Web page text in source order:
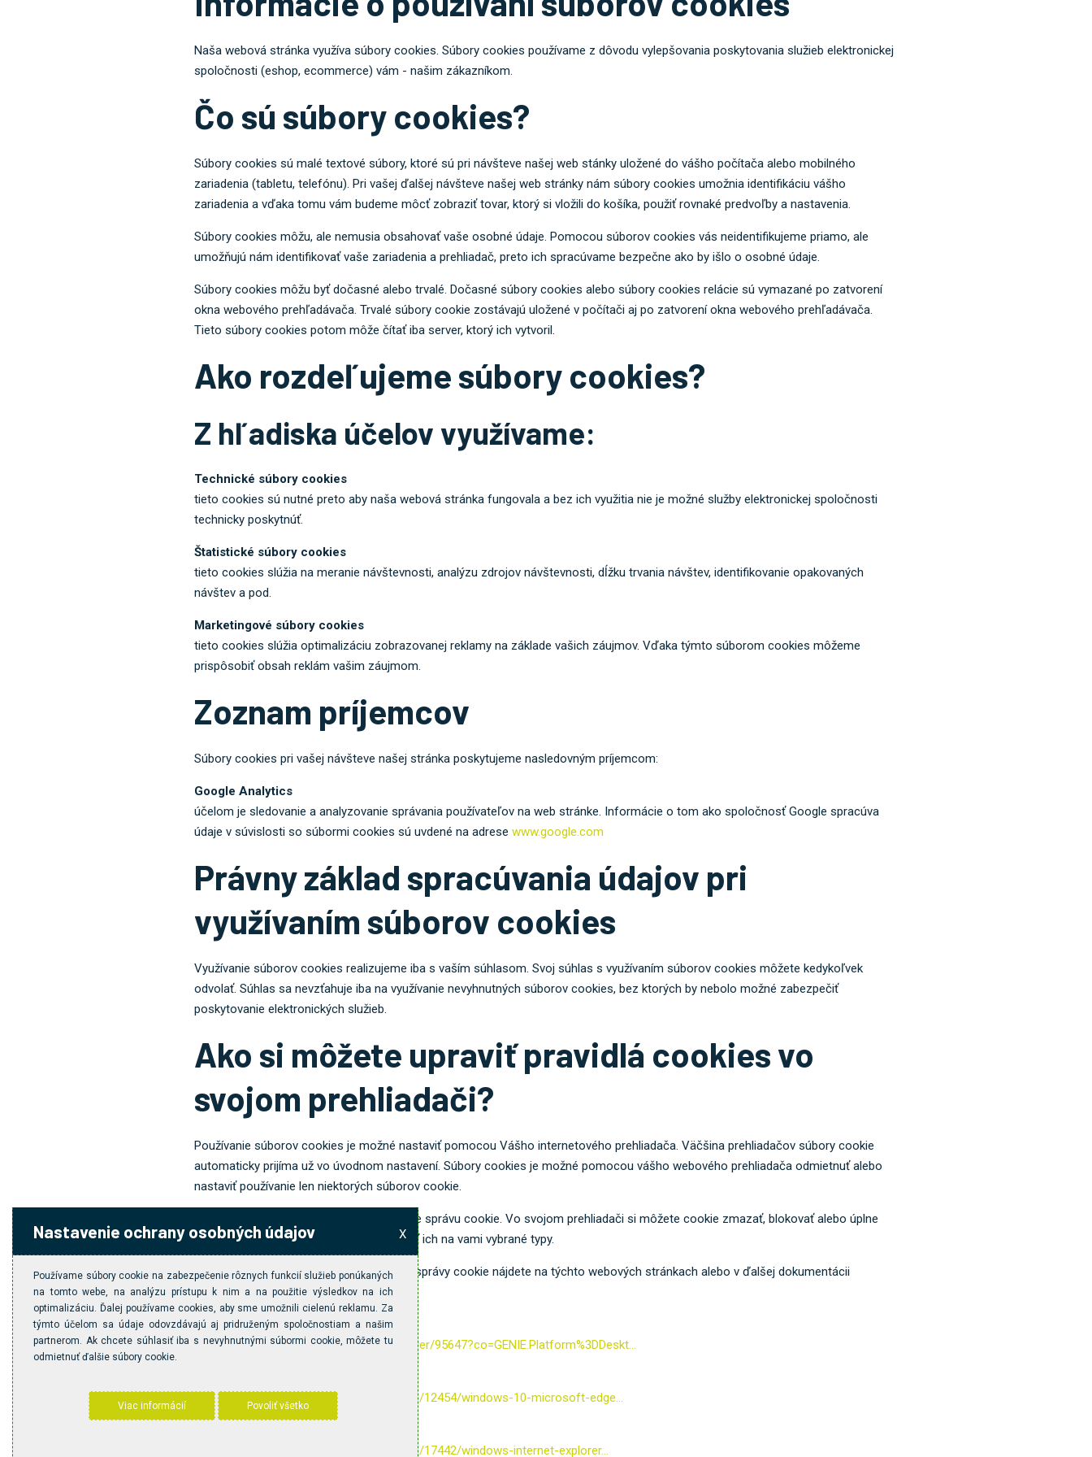
Naša webová stránka využíva súbory cookies. Súbory cookies používame z dôvodu vylepšovania poskytovania služieb elektronickej
spoločnosti (eshop, ecommerce) vám - našim zákazníkom.
Čo sú súbory cookies?
Súbory cookies sú malé textové súbory, ktoré sú pri návšteve našej web stánky uložené do vášho počítača alebo mobilného
zariadenia (tabletu, telefónu). Pri vašej ďalšej návšteve našej web stránky nám súbory cookies umožnia identifikáciu vášho
zariadenia a vďaka tomu vám budeme môcť zobraziť tovar, ktorý si vložili do košíka, použiť rovnaké predvoľby a nastavenia.
Súbory cookies môžu, ale nemusia obsahovať vaše osobné údaje. Pomocou súborov cookies vás neidentifikujeme priamo, ale
umožňujú nám identifikovať vaše zariadenia a prehliadač, preto ich spracúvame bezpečne ako by išlo o osobné údaje.
Súbory cookies môžu byť dočasné alebo trvalé. Dočasné súbory cookies alebo súbory cookies relácie sú vymazané po zatvorení
okna webového prehľadávača. Trvalé súbory cookie zostávajú uložené v počítači aj po zatvorení okna webového prehľadávača.
Tieto súbory cookies potom môže čítať iba server, ktorý ich vytvoril.
Ako rozdeľujeme súbory cookies?
Z hľadiska účelov využívame:
Technické súbory cookies
tieto cookies sú nutné preto aby naša webová stránka fungovala a bez ich využitia nie je možné služby elektronickej spoločnosti
technicky poskytnúť.
Štatistické súbory cookies
tieto cookies slúžia na meranie návštevnosti, analýzu zdrojov návštevnosti, dĺžku trvania návštev, identifikovanie opakovaných
návštev a pod.
Marketingové súbory cookies
tieto cookies slúžia optimalizáciu zobrazovanej reklamy na základe vašich záujmov. Vďaka týmto súborom cookies môžeme
prispôsobiť obsah reklám vašim záujmom.
Zoznam príjemcov
Súbory cookies pri vašej návšteve našej stránka poskytujeme nasledovným príjemcom:
Google Analytics
účelom je sledovanie a analyzovanie správania používateľov na web stránke. Informácie o tom ako spoločnosť Google spracúva
údaje v súvislosti so súbormi cookies sú uvdené na adrese www.google.com
Právny základ spracúvania údajov pri
využívaním súborov cookies
Využívanie súborov cookies realizujeme iba s vaším súhlasom. Svoj súhlas s využívaním súborov cookies môžete kedykoľvek
odvolať. Súhlas sa nevzťahuje iba na využívanie nevyhnutných súborov cookies, bez ktorých by nebolo možné zabezpečiť
poskytovanie elektronických služieb.
Ako si môžete upraviť pravidlá cookies vo
svojom prehliadači?
Používanie súborov cookies je možné nastaviť pomocou Vášho internetového prehliadača. Väčšina prehliadačov súbory cookie
automaticky prijíma už vo úvodnom nastavení. Súbory cookies je možné pomocou vášho webového prehliadača odmietnuť alebo
nastaviť používanie len niektorých súborov cookie.
Väčšina webových prehliadačov podporuje správu cookie. Vo svojom prehliadači si môžete cookie zmazať, blokovať alebo úplne
zakázať ich používanie, prípadne obmedziť ich na vami vybrané typy.
Informácie o prehliadačoch a o spôsobe správy cookie nájdete na týchto webových stránkach alebo v ďalšej dokumentácii
internetových prehliadačov
Google Chrome
https://support.google.com/chrome/answer/95647?co=GENIE.Platform%3DDeskt...
https://support.microsoft.com/cs-cz/help/12454/windows-10-microsoft-edge...
https://support.microsoft.com/cs-cz/help/17442/windows-internet-explorer...
Nastavenie ochrany osobných údajov X
Používame súbory cookie na zabezpečenie rôznych funkcií služieb ponúkaných
na tomto webe, na analýzu prístupu k nim a na použitie výsledkov na ich
optimalizáciu. Ďalej používame cookies, aby sme umožnili cielenú reklamu. Za
týmto účelom sa údaje odovzdávajú aj pridruženým spoločnostiam a našim
partnerom. Ak chcete súhlasiť iba s nevyhnutnými súbormi cookie, môžete tu
odmietnuť ďalšie súbory cookie.
Viac informácií Povoliť všetko